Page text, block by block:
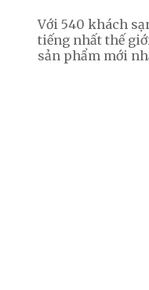
Với 540 khách
tiếng nhất thế
sản phẩm mới